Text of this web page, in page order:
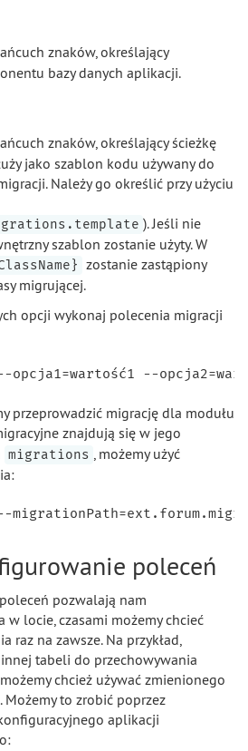
znaków, określający
bazy danych aplikacji.
znaków, określający ścieżkę
jako szablon kodu używany do
Należy go określić przy użyciu
). Jeśli nie
szablon zostanie użyty. W
zostanie zastąpiony
migrującej.
opcji wykonaj polecenia migracji
przeprowadzić migrację dla modułu
znajdują się w jego
migrations , możemy użyć
poleceń
pozwalają nam
locie, czasami możemy chcieć
raz na zawsze. Na przykład,
tabeli do przechowywania
chcież używać zmienionego
to zrobić poprzez
aplikacji